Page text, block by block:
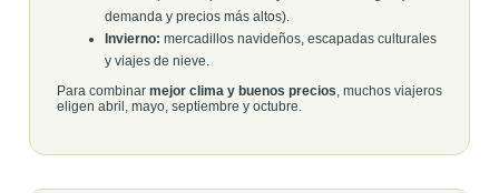
demanda y precios más altos).
Invierno: mercadillos navideños, escapadas culturales
y viajes de nieve.
Para combinar mejor clima y buenos precios, muchos viajeros
eligen abril, mayo, septiembre y octubre.